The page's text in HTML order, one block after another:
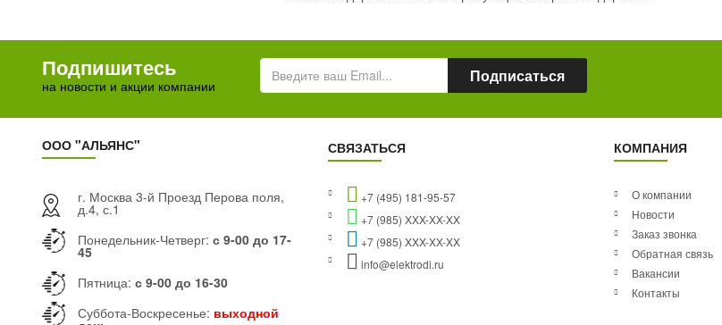
Подпишитесь
на новости и акции компании Подписаться
ООО "АЛЬЯНС"
г. Москва 3-й Проезд Перова поля,
д.4, с.1
Понедельник-Четверг:с 9-00 до 17-
45
Пятница:с 9-00 до 16-30
Суббота-Воскресенье: выходной
СВЯЗАТЬСЯ
+7 (495) 181-95-57
+7 (985) XXX-XX-XX
+7 (985) XXX-XX-XX
info@elektrodi.ru
КОМПАНИЯ
О компании
Новости
Заказ звонка
Обратная связь
Вакансии
Контакты